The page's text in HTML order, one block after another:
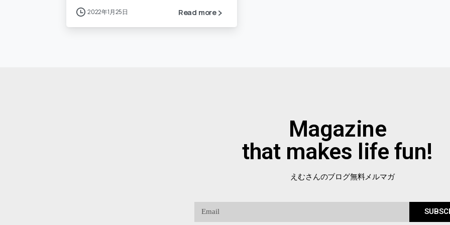
2022年1月25日 Read more
Magazine
that makes life fun!
えむさんのブログ無料メルマガ